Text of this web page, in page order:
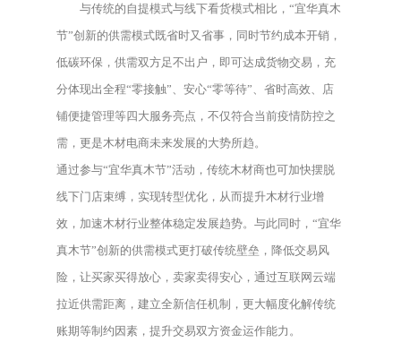
与传统的自提模式与线下看货模式相比，“宜华真木
节”创新的供需模式既省时又省事，同时节约成本开销，
低碳环保，供需双方足不出户，即可达成货物交易，充
分体现出全程“零接触”、安心“零等待”、省时高效、店
铺便捷管理等四大服务亮点，不仅符合当前疫情防控之
需，更是木材电商未来发展的大势所趋。
通过参与“宜华真木节”活动，传统木材商也可加快摆脱
线下门店束缚，实现转型优化，从而提升木材行业增
效，加速木材行业整体稳定发展趋势。与此同时，“宜华
真木节”创新的供需模式更打破传统壁垒，降低交易风
险，让买家买得放心，卖家卖得安心，通过互联网云端
拉近供需距离，建立全新信任机制，更大幅度化解传统
账期等制约因素，提升交易双方资金运作能力。